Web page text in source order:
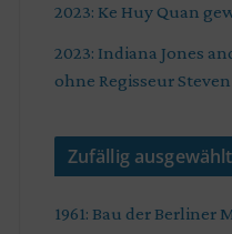
2023: Ke Huy Quan
2023: Indiana Jones
ohne Regisseur
Zufällig ausgewählt
1961: Bau der Berliner